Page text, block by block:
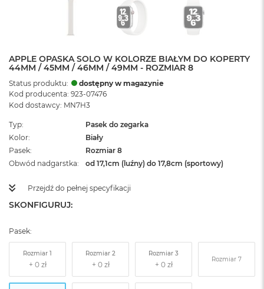
APPLE OPASKA SOLO W KOLORZE BIAŁYM DO KOPERTY
44MM / 45MM / 46MM / 49MM - ROZMIAR 8
Status produktu:
dostępny w magazynie
Kod producenta: 923-07476
Kod dostawcy: MN7H3
Typ
Pasek do zegarka
Kolor
Biały
Pasek
Rozmiar 8
Obwód nadgarstka
od 17,1cm (luźny) do 17,8cm (sportowy)
Przejdź do pełnej specyfikacji
SKONFIGURUJ:
Pasek:
Rozmiar 1 Rozmiar 2 Rozmiar 3
Rozmiar 7